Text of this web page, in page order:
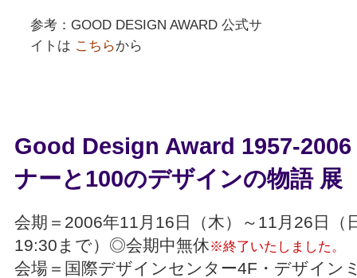
参考：GOOD DESIGN AWARD 公式サ
イトは こちらから
Good Design Award 1957-
ナーと100のデザインの物語 展
会期＝2006年11月16日（木）～11月26日（
19:30まで）◎会期中無休※終了いたしました。
会場＝国際デザインセンター4F・デザイン